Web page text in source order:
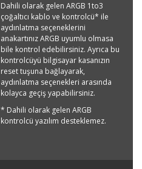
Dahili olarak gelen ARGB 1to3
çoğaltıcı kablo ve kontrolcü* ile
aydınlatma seçeneklerini
anakartınız ARGB uyumlu olmasa
bile kontrol edebilirsiniz. Ayrıca bu
kontrolcüyü bilgisayar kasanızın
reset tuşuna bağlayarak,
aydınlatma seçenekleri arasında
kolayca geçiş yapabilirsiniz.
* Dahili olarak gelen ARGB
kontrolcü yazılım desteklemez.